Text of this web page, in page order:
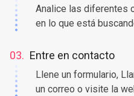
Analice las diferentes
en lo que está
03. Entre en contacto
Llene un formulario,
un correo o visite la